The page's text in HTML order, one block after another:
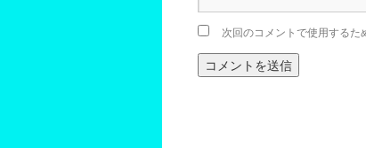
次回のコメントで使用するた